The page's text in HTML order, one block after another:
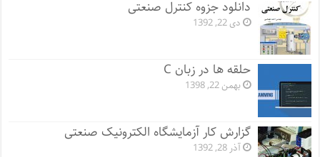
دانلود جزوه کنترل صنعتی
دی 22, 1392
حلقه ها در زبان C
بهمن 22, 1398
گزارش کار آزمایشگاه الکترونیک صنعتی
آذر 28, 1392